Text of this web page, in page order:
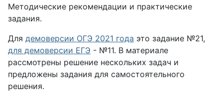
Методические рекомендации и практические
задания.
Для демоверсии ОГЭ 2021 года это задание №21,
для демоверсии ЕГЭ - №11. В материале
рассмотрены решение нескольких задач и
предложены задания для самостоятельного
решения.